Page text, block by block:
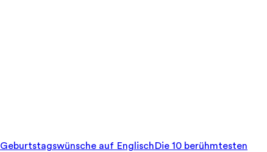
Geburtstagswünsche auf EnglischDie 10 berühmtesten